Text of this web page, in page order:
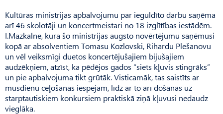
Kultūras ministrijas apbalvojumu par ieguldīto darbu saņēma
arī 46 skolotāji un koncertmeistari no 18 izglītības iestādēm.
I.Mazkal­ne, kura šo ministrijas augsto novērtējumu saņēmusi
kopā ar absolventiem Tomasu Kozlovski, Rihardu Plešanovu
un vēl veiksmīgi duetos koncertējušajiem bijušajiem
audzēkņiem, atzīst, ka pēdējos gados “siets kļuvis stingrāks”
un pie apbalvojuma tikt grūtāk. Visticamāk, tas saistīts ar
mūsdienu ceļošanas iespējām, līdz ar to arī došanās uz
starptautiskiem konkursiem praktiskā ziņā kļuvusi nedaudz
vieglāka.